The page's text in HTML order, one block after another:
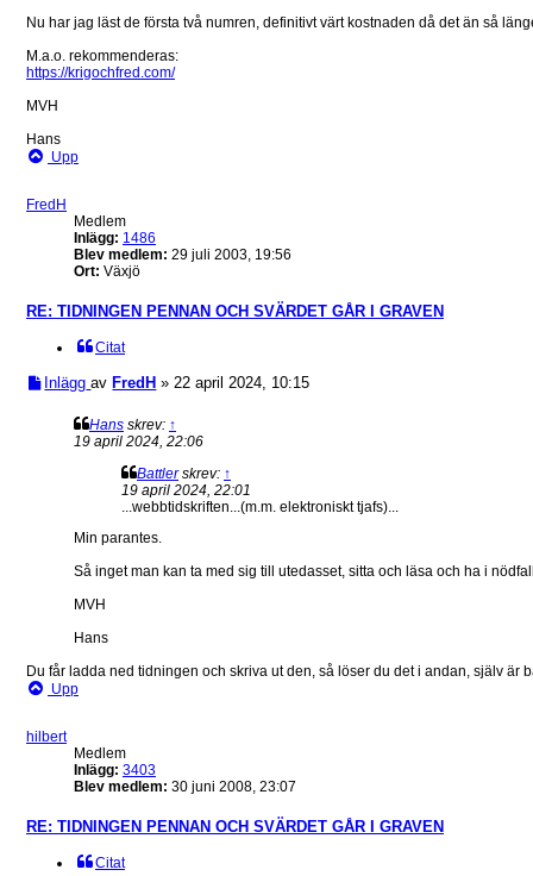
Nu har jag läst de första två numren, definitivt värt kostnaden då det än så
M.a.o. rekommenderas:
https://krigochfred.com/
MVH
Hans
Upp
FredH
Medlem
Inlägg: 1486
Blev medlem: 29 juli 2003, 19:56
Ort: Växjö
RE: TIDNINGEN PENNAN OCH SVÄRDET GÅR I GRAVEN
Citat
Inlägg avFredH » 22 april 2024, 10:15
Hans skrev: ↑
19 april 2024, 22:06
Battlerskrev: ↑
19 april 2024, 22:01
...webbtidskriften...(m.m. elektroniskt tjafs)...
Min parantes.
Så inget man kan ta med sig till utedasset, sitta och läsa och ha i
MVH
Hans
Du får ladda ned tidningen och skriva ut den, så löser du det i andan, själv är
Upp
hilbert
Medlem
Inlägg: 3403
Blev medlem: 30 juni 2008, 23:07
RE: TIDNINGEN PENNAN OCH SVÄRDET GÅR I GRAVEN
Citat